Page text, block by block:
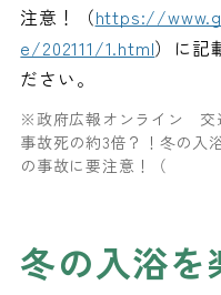
注意！（https://
e/202111/1.html）に記
ださい。
※政府広報オンライン 交
事故死の約3倍？！冬の入
の事故に要注意！（
冬の入浴を